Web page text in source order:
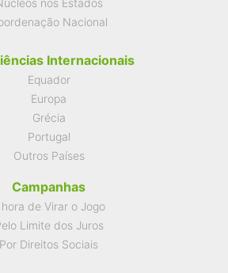
Nacional
Internacionais
Equador
Europa
Grécia
Portugal
Outros Países
Campanhas
hora de Virar o Jogo
Limite dos Juros
Por Direitos Sociais